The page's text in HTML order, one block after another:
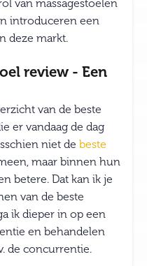
van massagestoelen
introduceren een
deze markt.
review - Een
van de beste
er vandaag de dag
niet de beste
maar binnen hun
betere. Dat kan ik je
van de beste
ik dieper in op een
en behandelen
de concurrentie.